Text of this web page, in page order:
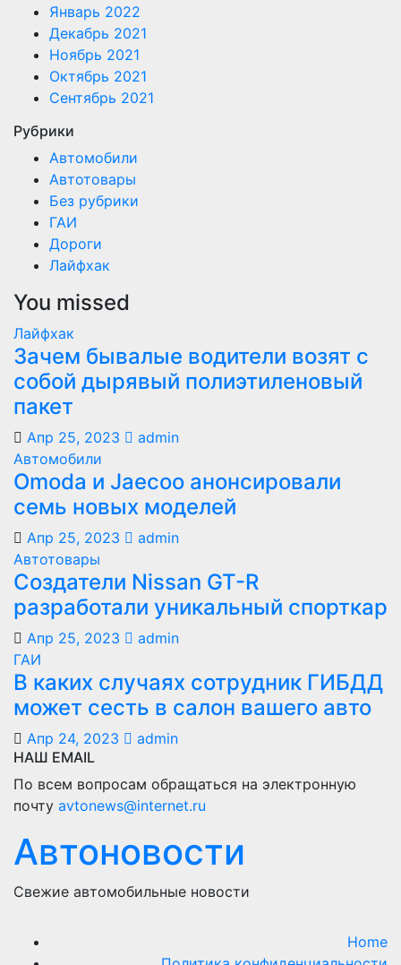
Январь 2022
Декабрь 2021
Ноябрь 2021
Октябрь 2021
Сентябрь 2021
Рубрики
Автомобили
Автотовары
Без рубрики
ГАИ
Дороги
Лайфхак
You missed
Лайфхак
Зачем бывалые водители возят с
собой дырявый полиэтиленовый
пакет
Апр 25, 2023
admin
Автомобили
Оmoda и Jaecoo анонсировали
семь новых моделей
Апр 25, 2023
admin
Автотовары
Создатели Nissan GT-R
разработали уникальный спорткар
Апр 25, 2023
admin
ГАИ
В каких случаях сотрудник ГИБДД
может сесть в салон вашего авто
Апр 24, 2023
admin
НАШ EMAIL
По всем вопросам обращаться на электронную
почту avtonews@internet.ru
Автоновости
Свежие автомобильные новости
Home